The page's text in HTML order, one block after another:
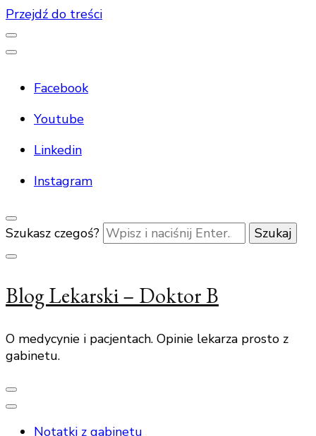
Przejdź do treści
Facebook
Youtube
Linkedin
Instagram
Szukasz czegoś?
Blog Lekarski – Doktor B
O medycynie i pacjentach. Opinie lekarza prosto z
gabinetu.
Notatki z gabinetu